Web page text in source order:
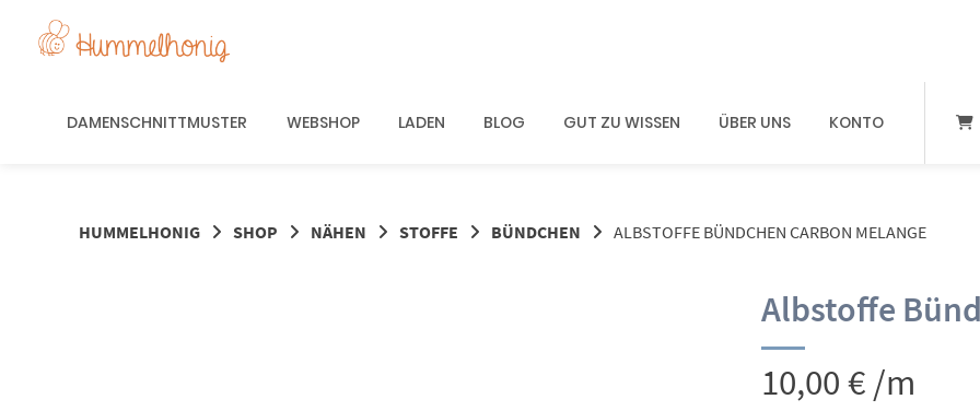
DAMENSCHNITTMUSTER WEBSHOP LADEN BLOG GUT ZU WISSEN ÜBER UNS KONTO
HUMMELHONIG SHOP NÄHEN STOFFE BÜNDCHEN ALBSTOFFE BÜNDCHEN CARBON MELANGE
Albstoffe
10,00€ /m